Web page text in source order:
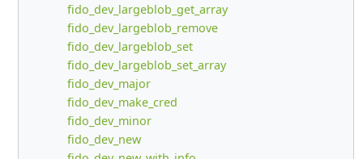
fido_dev_largeblob_get_array
fido_dev_largeblob_remove
fido_dev_largeblob_set
fido_dev_largeblob_set_array
fido_dev_major
fido_dev_make_cred
fido_dev_minor
fido_dev_new